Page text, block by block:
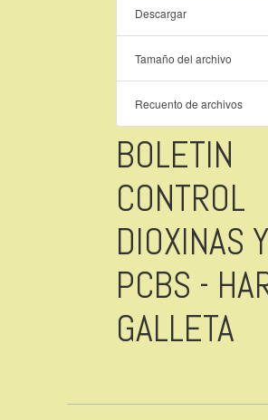
Descargar
Tamaño del archivo
Recuento de archivos
BOLETIN
CONTROL
DIOXINAS Y
PCBS -
GALLETA